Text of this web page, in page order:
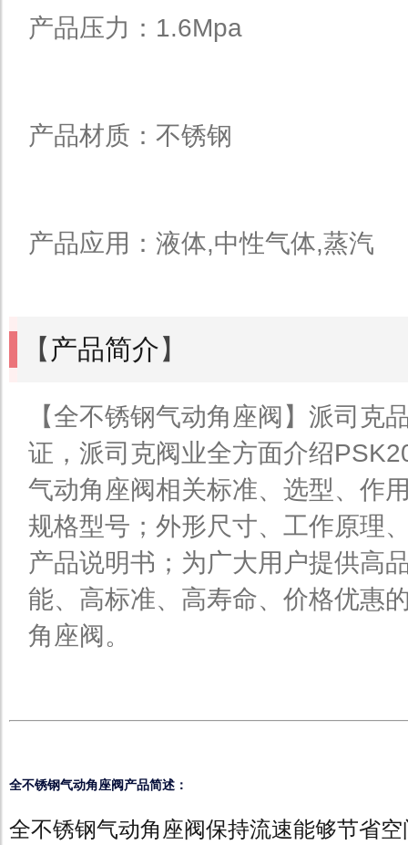
产品压力：1.6Mpa
产品材质：不锈钢
产品应用：液体,中性气体,蒸汽
【 产品简介】
【全不锈钢气动角座阀】派司克
证，派司克阀业全方面介绍
气动角座阀相关标准、选型、作
规格型号；外形尺寸、工作原理
产品说明书；为广大用户提供高
能、高标准、高寿命、价格优惠
角座阀。
全不锈钢气动角座阀产品简述：
全不锈钢气动角座阀保持流速能够节省